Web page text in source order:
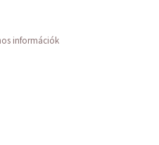
információk